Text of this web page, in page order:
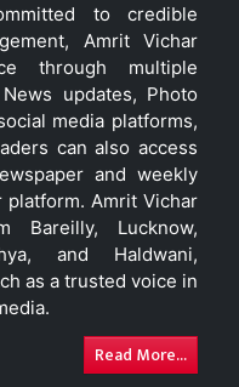
to credible
Amrit Vichar
through multiple
updates, Photo
media platforms,
can also access
and weekly
Amrit Vichar
Bareilly, Lucknow,
and Haldwani,
as a trusted voice in
Read More...